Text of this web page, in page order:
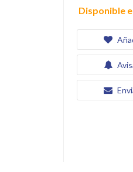
Disponible